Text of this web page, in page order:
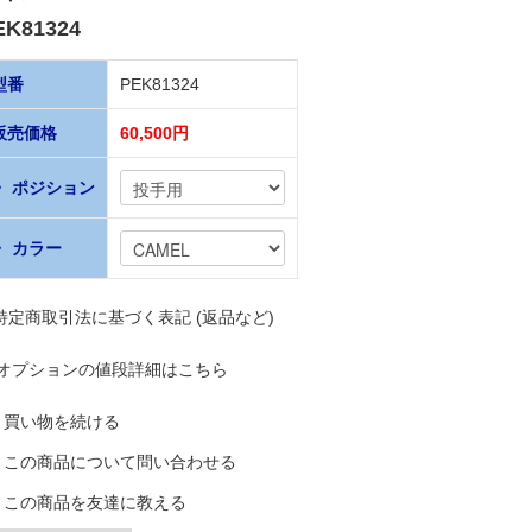
番 PEK81324
売価格 60,500円
ポジション
カラー
定商取引法に基づく表記 (返品など)
プションの値段詳細はこちら
買い物を続ける
この商品について問い合わせる
この商品を友達に教える